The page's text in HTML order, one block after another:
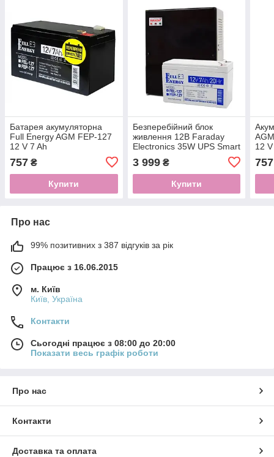
Батарея акумуляторна
Full Energy AGM FEP-127
12 V 7 Ah
757 ₴
Купити
Безперебійний блок
живлення 12В Faraday
Electronics 35W UPS Smart
ASCH PLB + Гелева АКБ
Full Energy FEL-127 12V 7
Ah
3 999₴
Купити
12
757
Про нас
99% позитивних з 387 відгуків за рік
Працює з 16.06.2015
м. Київ
Київ, Україна
Контакти
Сьогодні працює з 08:00 до 20:00
Показати весь графік роботи
Про нас
Контакти
Доставка та оплата